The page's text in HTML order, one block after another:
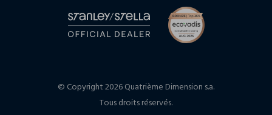
© Copyright 2026 Quatrième Dimension s.a.
Tous droits réservés.